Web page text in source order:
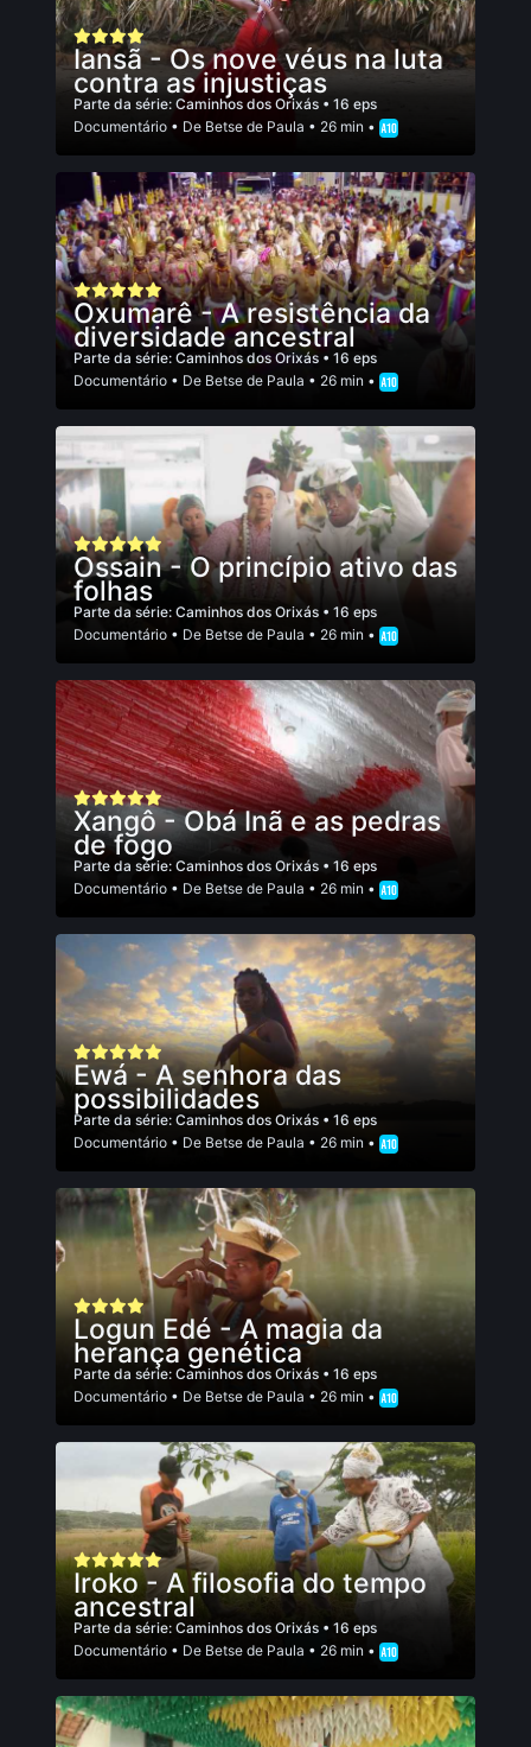
Iansã - Os nove véus na luta
contra as injustiças
Parte da série: Caminhos dos Orixás • 16 eps
Documentário • De Betse de Paula • 26 min •
Oxumarê - A resistência da
diversidade ancestral
Parte da série: Caminhos dos Orixás • 16 eps
Documentário • De Betse de Paula • 26 min •
Ossain - O princípio ativo das
folhas
Parte da série: Caminhos dos Orixás • 16 eps
Documentário • De Betse de Paula • 26 min •
Xangô - Obá Inã e as pedras
de fogo
Parte da série: Caminhos dos Orixás • 16 eps
Documentário • De Betse de Paula • 26 min •
Ewá - A senhora das
possibilidades
Parte da série: Caminhos dos Orixás • 16 eps
Documentário • De Betse de Paula • 26 min •
Logun Edé - A magia da
herança genética
Parte da série: Caminhos dos Orixás • 16 eps
Documentário • De Betse de Paula • 26 min •
Iroko - A filosofia do tempo
ancestral
Parte da série: Caminhos dos Orixás • 16 eps
Documentário • De Betse de Paula • 26 min •